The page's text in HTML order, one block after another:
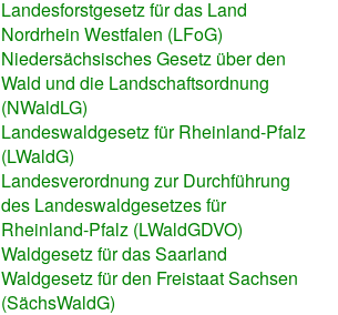
Landesforstgesetz für das Land
Nordrhein Westfalen (LFoG)
Niedersächsisches Gesetz über den
Wald und die Landschaftsordnung
(NWaldLG)
Landeswaldgesetz für Rheinland-Pfalz
(LWaldG)
Landesverordnung zur Durchführung
des Landeswaldgesetzes für
Rheinland-Pfalz (LWaldGDVO)
Waldgesetz für das Saarland
Waldgesetz für den Freistaat Sachsen
(SächsWaldG)